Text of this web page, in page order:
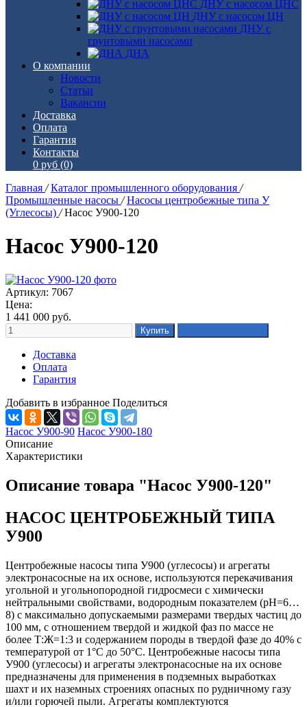
ДНУ с насосом ЦНС
ДНУ с насосом ЦН
ДНУ с
грунтовыми насосами
ДНА
О компании
Новости
Статьи
Вакансии
Доставка
Оплата
Гарантия
Контакты
0 руб (0)
Главная / Каталог промышленного оборудования /
Промышленные насосы / Насосы центробежные типа У
(Углесосы) / Насос У900-120
Насос У900-120
Артикул: 7067
Цена:
1 441 000 руб.
Доставка
Оплата
Гарантия
Добавить в избранное Поделиться
Насос У900-90 Насос У900-180
Описание
Характеристики
Описание товара "Насос У900-120"
НАСОС ЦЕНТРОБЕЖНЫЙ ТИПА
У900
Центробежные насосы типа У900 (углесосы) и агрегаты
электронасосные на их основе, используются перекачивания
угольной и угольнопородной гидросмеси с химически
нейтральными свойствами, водородным показателем (рН=6…
8) с максимально допускаемыми размерами твердых частиц до
100 мм, с отношением твердой и жидкой фаз по массе не
более Т:Ж=1:3 и содержанием породы в твердой фазе до 40% с
температурой от 1°С до 50°С. Центробежные насосы типа
У900 (углесосы) и агрегаты электронасосные на их основе
предназначены для применения в подземных выработках
шахт и их наземных строениях опасных по рудничному газу
и/или горючей пыли. Агрегаты комплектуются